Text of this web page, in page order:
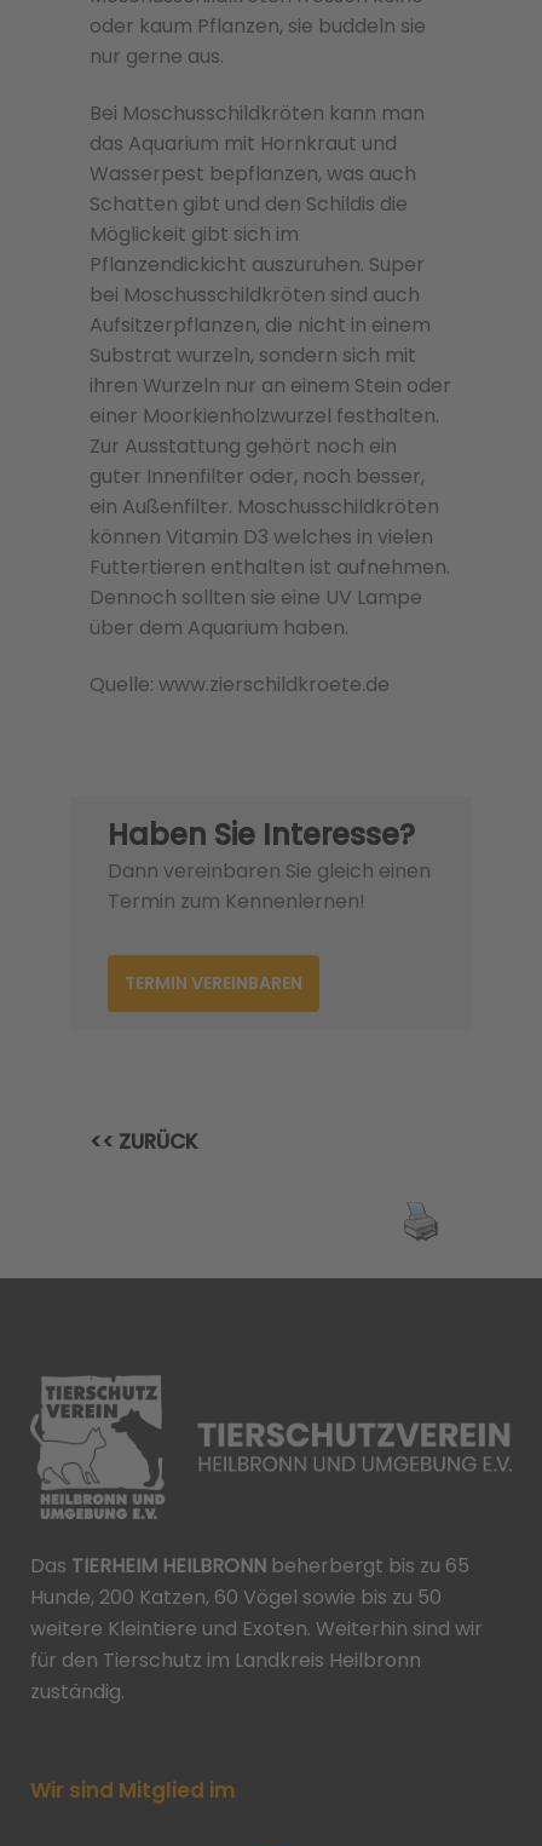
oder kaum Pflanzen, sie buddeln sie
nur gerne aus.
Bei Moschusschildkröten kann man
das Aquarium mit Hornkraut und
Wasserpest bepflanzen, was auch
Schatten gibt und den Schildis die
Möglickeit gibt sich im
Pflanzendickicht auszuruhen. Super
bei Moschusschildkröten sind auch
Aufsitzerpflanzen, die nicht in einem
Substrat wurzeln, sondern sich mit
ihren Wurzeln nur an einem Stein oder
einer Moorkienholzwurzel festhalten.
Zur Ausstattung gehört noch ein
guter Innenfilter oder, noch besser,
ein Außenfilter. Moschusschildkröten
können Vitamin D3 welches in vielen
Futtertieren enthalten ist aufnehmen.
Dennoch sollten sie eine UV Lampe
über dem Aquarium haben.
Quelle: www.zierschildkroete.de
Haben Sie Interesse?
Dann vereinbaren Sie gleich einen
Termin zum Kennenlernen!
TERMIN VEREINBAREN
<< ZURÜCK
Das TIERHEIM HEILBRONN beherbergt bis zu 65
Hunde, 200 Katzen, 60 Vögel sowie bis zu 50
weitere Kleintiere und Exoten. Weiterhin sind wir
für den Tierschutz im Landkreis Heilbronn
zuständig.
Wir sind Mitglied im